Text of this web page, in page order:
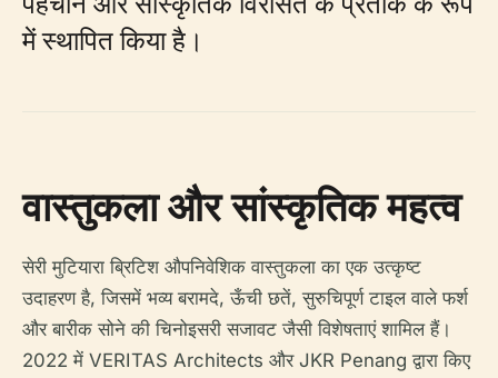
में स्थापित किया है।
वास्तुकला और सांस्कृतिक महत्व
सेरी मुटियारा ब्रिटिश औपनिवेशिक वास्तुकला का एक उत्कृष्ट
उदाहरण है, जिसमें भव्य बरामदे, ऊँची छतें, सुरुचिपूर्ण टाइल वाले फर्श
और बारीक सोने की चिनोइसरी सजावट जैसी विशेषताएं शामिल हैं।
2022 में VERITAS Architects और JKR Penang द्वारा किए